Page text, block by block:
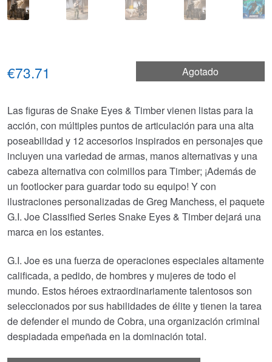
Agotado
€73.71
Las figuras de Snake Eyes & Timber vienen listas para la
acción, con múltiples puntos de articulación para una alta
poseabilidad y 12 accesorios inspirados en personajes que
incluyen una variedad de armas, manos alternativas y una
cabeza alternativa con colmillos para Timber; ¡Además de
un footlocker para guardar todo su equipo! Y con
ilustraciones personalizadas de Greg Manchess, el paquete
G.I. Joe Classified Series Snake Eyes & Timber dejará una
marca en los estantes.
G.I. Joe es una fuerza de operaciones especiales altamente
calificada, a pedido, de hombres y mujeres de todo el
mundo. Estos héroes extraordinariamente talentosos son
seleccionados por sus habilidades de élite y tienen la tarea
de defender el mundo de Cobra, una organización criminal
despiadada empeñada en la dominación total.